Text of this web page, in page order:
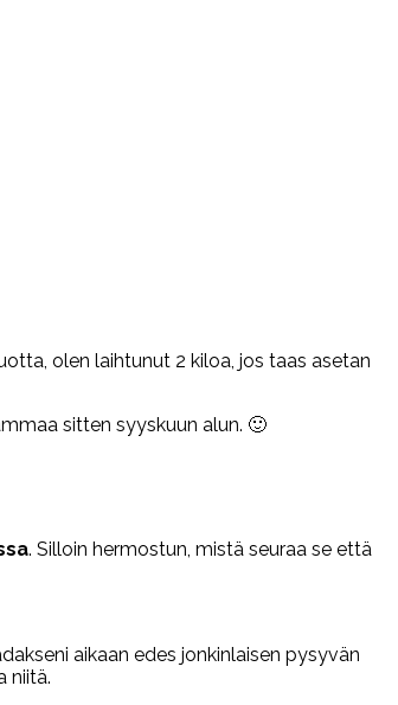
olen laihtunut 2 kiloa, jos taas asetan
sitten syyskuun alun. 🙂
. Silloin hermostun, mistä seuraa se että
aikaan edes jonkinlaisen pysyvän
niitä.